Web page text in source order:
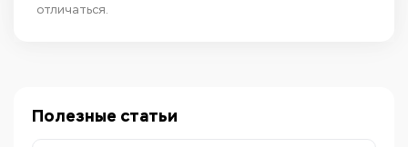
отличаться.
Полезные статьи